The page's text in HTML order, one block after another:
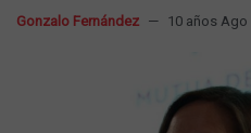
Gonzalo Fernández 10 años Ago